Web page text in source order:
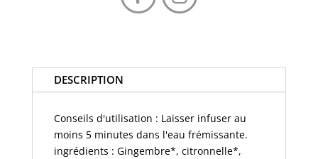
DESCRIPTION
Conseils d'utilisation : Laisser infuser au
moins 5 minutes dans l'eau frémissante.
ingrédients : Gingembre*, citronnelle*,